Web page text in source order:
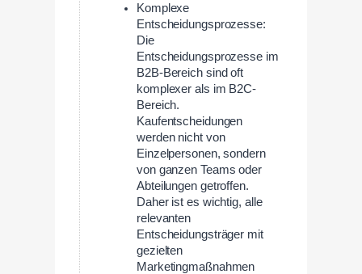
Komplexe
Entscheidungsprozesse:
Die
Entscheidungsprozesse im
B2B-Bereich sind oft
komplexer als im B2C-
Bereich.
Kaufentscheidungen
werden nicht von
Einzelpersonen, sondern
von ganzen Teams oder
Abteilungen getroffen.
Daher ist es wichtig, alle
relevanten
Entscheidungsträger mit
gezielten
Marketingmaßnahmen